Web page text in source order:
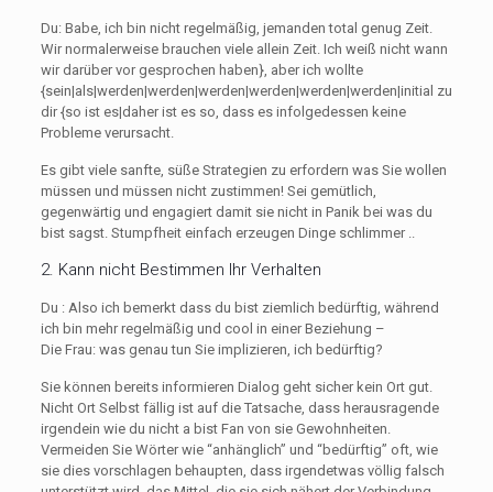
Du: Babe, ich bin nicht regelmäßig, jemanden total genug Zeit.
Wir normalerweise brauchen viele allein Zeit. Ich weiß nicht wann
wir darüber vor gesprochen haben}, aber ich wollte
{sein|als|werden|werden|werden|werden|werden|werden|initial zu
dir {so ist es|daher ist es so, dass es infolgedessen keine
Probleme verursacht.
Es gibt viele sanfte, süße Strategien zu erfordern was Sie wollen
müssen und müssen nicht zustimmen! Sei gemütlich,
gegenwärtig und engagiert damit sie nicht in Panik bei was du
bist sagst. Stumpfheit einfach erzeugen Dinge schlimmer ..
2. Kann nicht Bestimmen Ihr Verhalten
Du : Also ich bemerkt dass du bist ziemlich bedürftig, während
ich bin mehr regelmäßig und cool in einer Beziehung –
Die Frau: was genau tun Sie implizieren, ich bedürftig?
Sie können bereits informieren Dialog geht sicher kein Ort gut.
Nicht Ort Selbst fällig ist auf die Tatsache, dass herausragende
irgendein wie du nicht a bist Fan von sie Gewohnheiten.
Vermeiden Sie Wörter wie “anhänglich” und “bedürftig” oft, wie
sie dies vorschlagen behaupten, dass irgendetwas völlig falsch